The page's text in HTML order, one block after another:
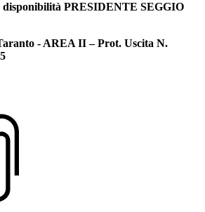
disponibilità PRESIDENTE SEGGIO
- AREA II – Prot. Uscita N.